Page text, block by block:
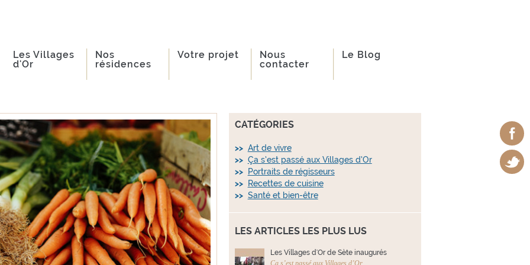
Les Villages
d'Or
Nos
résidences
Votre projet
Nous
contacter
Le Blog
CATÉGORIES
Art de vivre
Ça s’est passé aux Villages d’Or
Portraits de régisseurs
Recettes de cuisine
Santé et bien-être
LES ARTICLES LES PLUS LUS
Les Villages d'Or de Sète inaugurés
Ça s’est passé aux Villages d’Or